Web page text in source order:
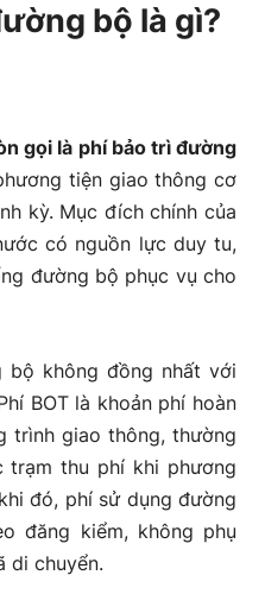
dụng đường bộ
đường bộ trên báo cáo
hạch toán phí sử dụng
bộ là gì?
gọi là phí bảo trì đường
tiện giao thông cơ
kỳ. Mục đích chính của
có nguồn lực duy tu,
đường bộ phục vụ cho
không đồng nhất với
BOT là khoản phí hoàn
trình giao thông, thường
thu phí khi phương
đó, phí sử dụng đường
đăng kiểm, không phụ
di chuyển.